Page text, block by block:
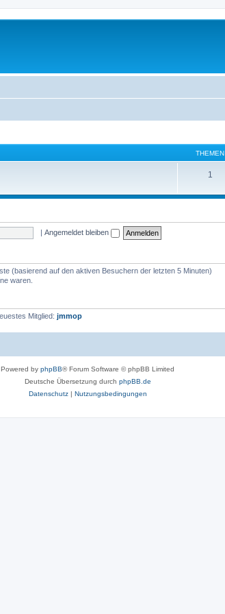
THEMEN
1
| Angemeldet bleiben
(basierend auf den aktiven Besuchern der letzten 5 Minuten)
waren.
Mitglied: jmmop
Powered by phpBB® Forum Software © phpBB Limited
Deutsche Übersetzung durch phpBB.de
Datenschutz| Nutzungsbedingungen